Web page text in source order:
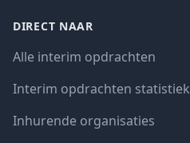
DIRECT NAAR
Alle interim opdrachten
Interim opdrachten statistiek
Inhurende organisaties